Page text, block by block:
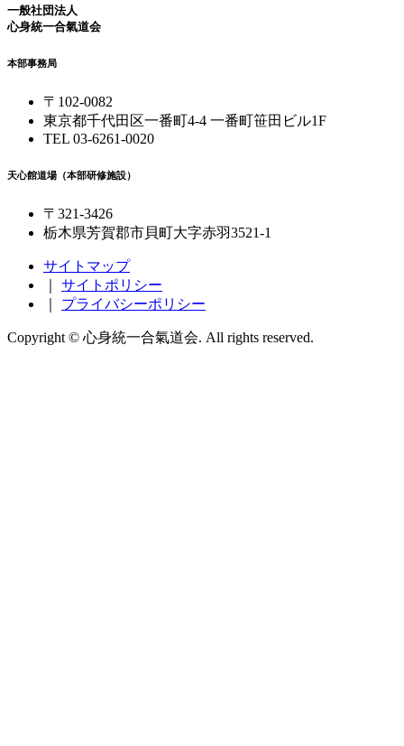
一般社団法人
心身統一合氣道会
本部事務局
〒102-0082
東京都千代田区一番町4-4 一番町笹田ビル1F
TEL 03-6261-0020
天心館道場（本部研修施設）
〒321-3426
栃木県芳賀郡市貝町大字赤羽3521-1
サイトマップ
サイトポリシー
プライバシーポリシー
Copyright © 心身統一合氣道会. All rights reserved.